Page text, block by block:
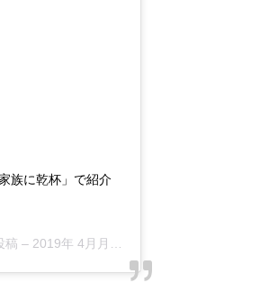
族に乾杯」で紹介
稿 – 2019年 4月月8日午後7時51分PDT